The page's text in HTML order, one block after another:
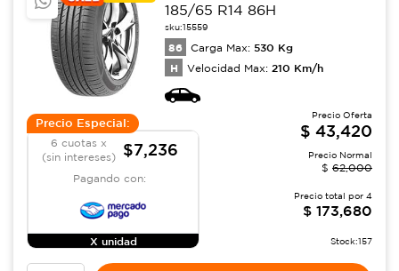
185/65 R14 86H
sku:15559
86 Carga Max: 530 Kg
H Velocidad Max: 210 Km/h
Precio Especial:
6 cuotas x
(sin intereses)
$7,236
Pagando con:
X unidad
Precio Oferta
$ 43,420
Precio Normal
$ 62,000
Precio total por 4
$ 173,680
Stock:157